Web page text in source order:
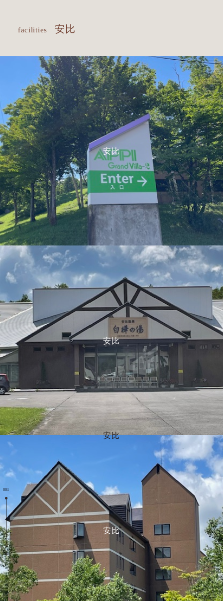
facilities 安比
安比
安比
安比
安比
001
006